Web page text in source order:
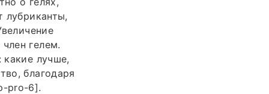
лубриканты,
гелем.
лучше,
благодаря
pro-6].